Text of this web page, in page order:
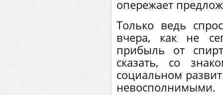
опережает
Только ведь
вчера, как не
прибыль от
сказать, со
социальном
невосполнимыми.